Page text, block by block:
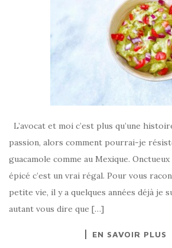
L’avocat et moi c’est plus qu’une
passion, alors comment pourrai-je
guacamole comme au Mexique.
épicé c’est un vrai régal. Pour vous
petite vie, il y a quelques années déjà je
autant vous dire que […]
EN SAVOIR PLUS